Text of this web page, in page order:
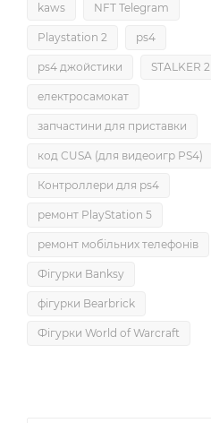
kaws NFT Telegram
Playstation 2 ps4
ps4 джойстики STALKER 2
електросамокат
запчастини для приставки
код CUSA (для видеоигр PS4)
Контроллери для ps4
ремонт PlayStation 5
ремонт мобільних телефонів
Фігурки Banksy
фігурки Bearbrick
Фігурки World of Warcraft